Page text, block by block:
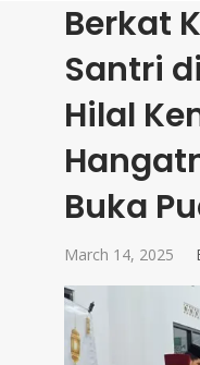
Berkat
Santri
Hilal
Buka
March 14, 2025